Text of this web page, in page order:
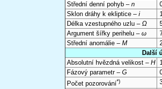
Střední denní pohyb – n
Sklon dráhy k ekliptice – i
Délka vzestupného uzlu – Ω
Argument šířky perihelu – ω
Střední anomálie – M
Další
Absolutní hvězdná velikost – H
Fázový parametr – G
Počet pozorování*)